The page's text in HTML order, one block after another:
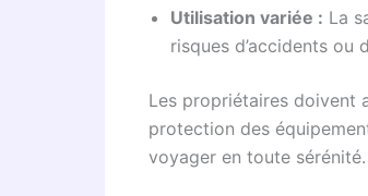
Utilisation variée : La
risques d’accidents ou
Les propriétaires doivent
protection des
voyager en toute sérénité.